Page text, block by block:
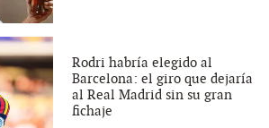
Rodri habría elegido al
Barcelona: el giro que dejaría
al Real Madrid sin su gran
fichaje